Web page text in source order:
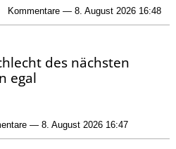
Kommentare — 8. August 2026 16:48
des nächsten
egal
— 8. August 2026 16:47